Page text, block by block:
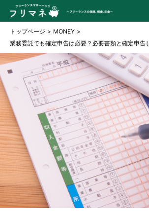
トップページ
MONEY
業務委託でも確定申告は必要？必要書類と確定申告